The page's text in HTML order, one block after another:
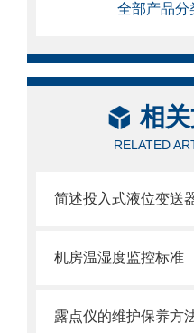
全部产品分
相
RELATED
简述投入式液位变送
机房温湿度监控标准
露点仪的维护保养方